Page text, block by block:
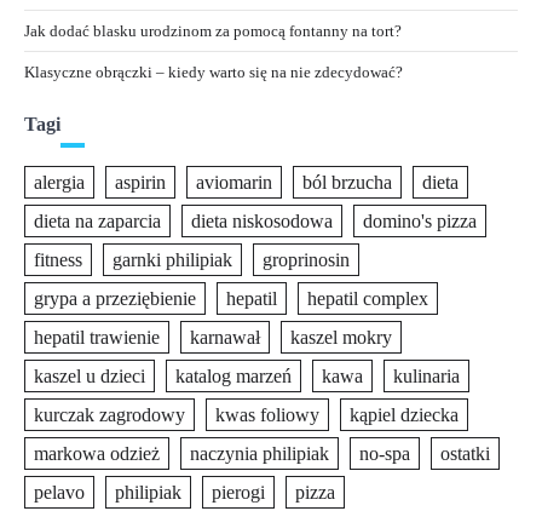
Jak dodać blasku urodzinom za pomocą fontanny na tort?
Klasyczne obrączki – kiedy warto się na nie zdecydować?
Tagi
alergia aspirin aviomarin ból brzucha
dieta
dieta na zaparcia
dieta niskosodowa
domino's pizza
fitness
garnki philipiak
groprinosin
grypa a przeziębienie
hepatil
hepatil complex
hepatil trawienie
karnawał
kaszel mokry
kaszel u dzieci
katalog marzeń kawa
kulinaria
kurczak zagrodowy
kwas foliowy
kąpiel dziecka
markowa odzież
naczynia philipiak no-spa
ostatki
pelavo
philipiak pierogi pizza